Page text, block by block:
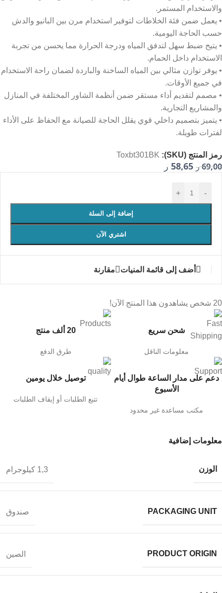
والاستخدام المستمر.
• يعمل ضمن فئة الخلاطات لتوفير استخدام مرن بين البانيو والدش
حسب الحاجة اليومية.
• يتيح ضبط سهل لتدفق المياه ودرجة الحرارة مما يحسن من تجربة
الاستخدام داخل الحمام.
• يوفر توازن مثالي بين المياه الساخنة والباردة لضمان راحة الاستخدام
في جميع الأوقات.
• مصمم لتقديم أداء مستقر ضمن أنظمة الشاور المختلفة في المنازل
والمشاريع التجارية.
• يتميز بتصميم داخلي قوي يقلل الحاجة للصيانة مع الحفاظ على الأداء
لفترات طويلة.
رمز المنتج (SKU): Toxbt301BK
69,00 ر 58,65 ر
-
+
إضافة إلى السلة
اشتري الآن
أضف إلى قائمة المنيات مقارنة
20 شخص يشاهدون هذا المنتج الآن!
شحن سريع
معلومات الناقل
20 ألف منتج
طرق الدفع
دعم على مدار الساعة طوال أيام
الأسبوع
مكتب مساعدة غير محدود
توصيل خلال يومين
تتبع الطلبات أو إيقاف الطلبات
معلومات إضافية
الوزن 1,3 كيلوجرام
PACKAGING UNIT صندوق
PRODUCT ORIGIN الصين